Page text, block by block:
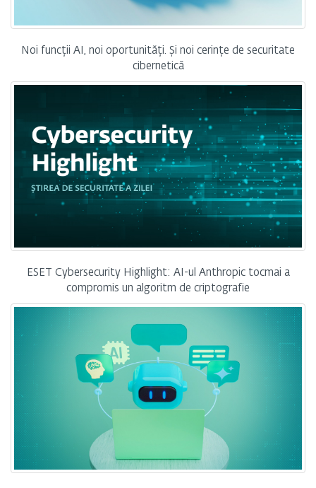
Noi funcții AI, noi oportunități. Și noi cerințe de securitate
cibernetică
ESET Cybersecurity Highlight: AI-ul Anthropic tocmai a
compromis un algoritm de criptografie